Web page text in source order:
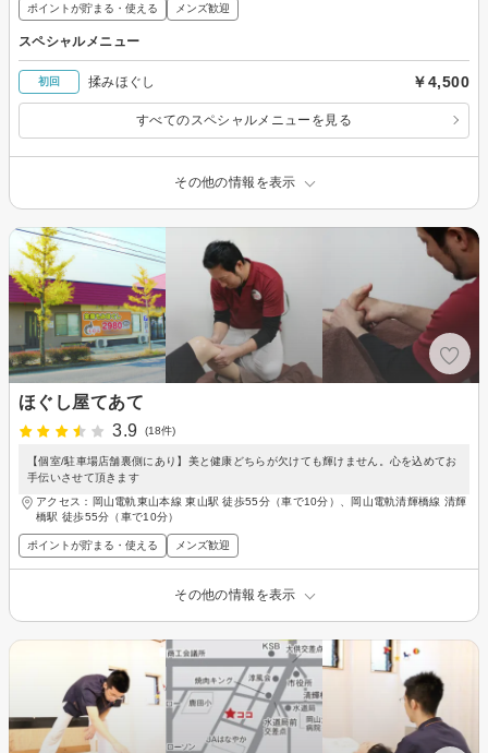
ポイントが貯まる・使える メンズ歓迎
スペシャルメニュー
初回 揉みほぐし ￥4,500
すべてのスペシャルメニューを見る
その他の情報を表示
ほぐし屋てあて
3.9
(18件)
【個室/駐車場店舗裏側にあり】美と健康どちらが欠けても輝けません。心を込めてお
手伝いさせて頂きます
アクセス：岡山電軌東山本線 東山駅 徒歩55分（車で10分）、岡山電軌清輝橋線 清輝
橋駅 徒歩55分（車で10分）
ポイントが貯まる・使える メンズ歓迎
その他の情報を表示